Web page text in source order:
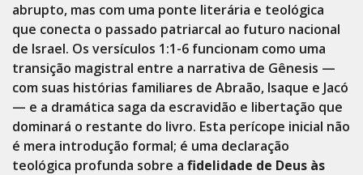
abrupto, mas com uma ponte literária e teológica
que conecta o passado patriarcal ao futuro nacional
de Israel. Os versículos 1:1-6 funcionam como uma
transição magistral entre a narrativa de Gênesis —
com suas histórias familiares de Abraão, Isaque e Jacó
— e a dramática saga da escravidão e libertação que
dominará o restante do livro. Esta perícope inicial não
é mera introdução formal; é uma declaração
teológica profunda sobre a fidelidade de Deus às